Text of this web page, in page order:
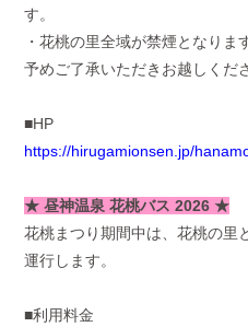
す。
・花桃の里全域が禁煙となり
予めご了承いただきお越しくだ
■HP
https://hirugamionsen.jp/
★ 昼神温泉 花桃バス 2026 ★
花桃まつり期間中は、花桃の里
運行します。
■利用料金